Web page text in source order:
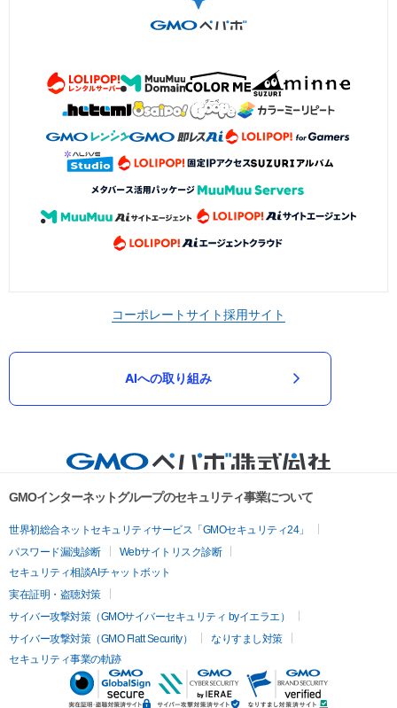
コーポレートサイト採用サイト
AIへの取り組み
GMOインターネットグループのセキュリティ事業について
世界初総合ネットセキュリティサービス「GMOセキュリティ24」
パスワード漏洩診断
Webサイトリスク診断
セキュリティ相談AIチャットボット
実在証明・盗聴対策
サイバー攻撃対策（GMOサイバーセキュリティ byイエラエ）
サイバー攻撃対策（GMO Flatt Security）
なりすまし対策
セキュリティ事業の軌跡